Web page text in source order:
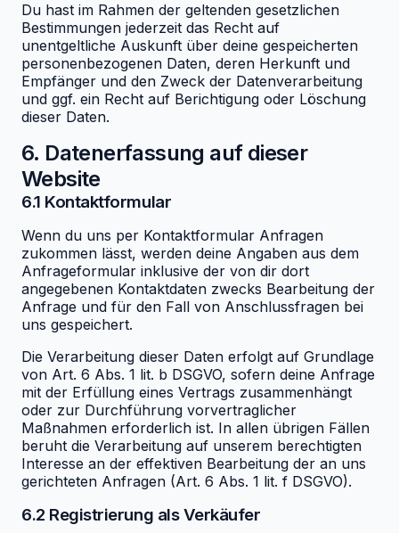
Du hast im Rahmen der geltenden gesetzlichen
Bestimmungen jederzeit das Recht auf
unentgeltliche Auskunft über deine gespeicherten
personenbezogenen Daten, deren Herkunft und
Empfänger und den Zweck der Datenverarbeitung
und ggf. ein Recht auf Berichtigung oder Löschung
dieser Daten.
6. Datenerfassung auf dieser
Website
6.1 Kontaktformular
Wenn du uns per Kontaktformular Anfragen
zukommen lässt, werden deine Angaben aus dem
Anfrageformular inklusive der von dir dort
angegebenen Kontaktdaten zwecks Bearbeitung der
Anfrage und für den Fall von Anschlussfragen bei
uns gespeichert.
Die Verarbeitung dieser Daten erfolgt auf Grundlage
von Art. 6 Abs. 1 lit. b DSGVO, sofern deine Anfrage
mit der Erfüllung eines Vertrags zusammenhängt
oder zur Durchführung vorvertraglicher
Maßnahmen erforderlich ist. In allen übrigen Fällen
beruht die Verarbeitung auf unserem berechtigten
Interesse an der effektiven Bearbeitung der an uns
gerichteten Anfragen (Art. 6 Abs. 1 lit. f DSGVO).
6.2 Registrierung als Verkäufer